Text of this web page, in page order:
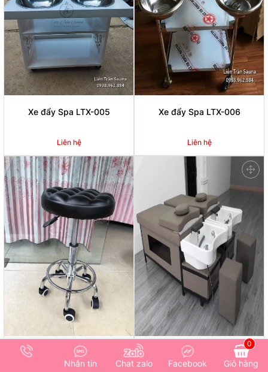
Xe đẩy Spa LTX-005
Liên hệ
Xe đẩy Spa LTX-006
Liên hệ
Ghế thợ Giường gội LTGG-001
Nhắn tin Chat zalo Facebook Giỏ hàng
0